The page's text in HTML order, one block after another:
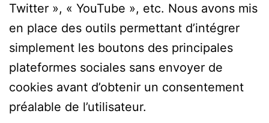
Twitter », « YouTube », etc. Nous avons mis
en place des outils permettant d’intégrer
simplement les boutons des principales
plateformes sociales sans envoyer de
cookies avant d’obtenir un consentement
préalable de l’utilisateur.